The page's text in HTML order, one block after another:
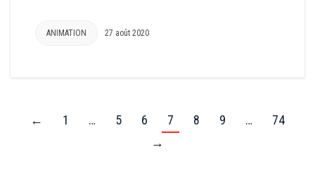
ANIMATION 27 août 2020
← 1 … 5 6 7 8 9 …
74
→